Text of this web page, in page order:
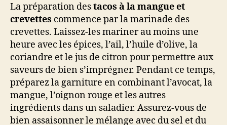
La préparation destacos à la mangue et
crevettes commence par la marinade des
crevettes. Laissez-les mariner au moins une
heure avec les épices, l’ail, l’huile d’olive, la
coriandre et le jus de citron pour permettre aux
saveurs de bien s’imprégner. Pendant ce temps,
préparez la garniture en combinant l’avocat, la
mangue, l’oignon rouge et les autres
ingrédients dans un saladier. Assurez-vous de
bien assaisonner le mélange avec du sel et du